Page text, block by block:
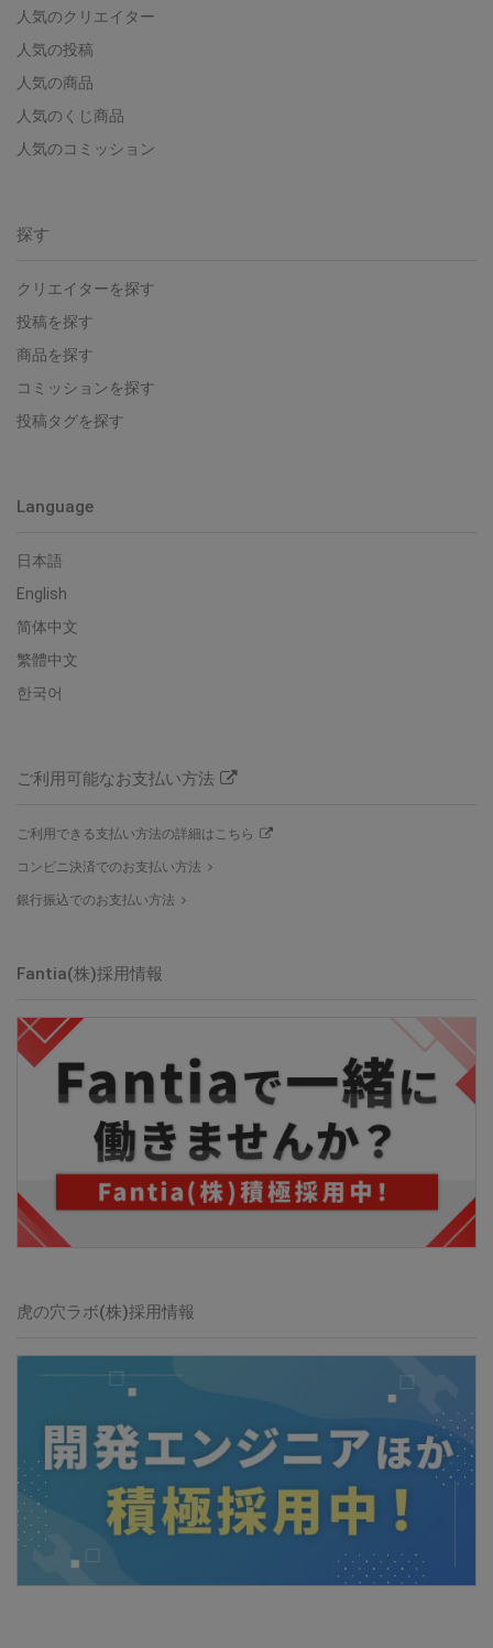
人気のクリエイター
人気の投稿
人気の商品
人気のくじ商品
人気のコミッション
探す
クリエイターを探す
投稿を探す
商品を探す
コミッションを探す
投稿タグを探す
Language
日本語
English
简体中文
繁體中文
한국어
ご利用可能なお支払い方法
ご利用できる支払い方法の詳細はこちら
コンビニ決済でのお支払い方法
銀行振込でのお支払い方法
Fantia(株)採用情報
虎の穴ラボ(株)採用情報